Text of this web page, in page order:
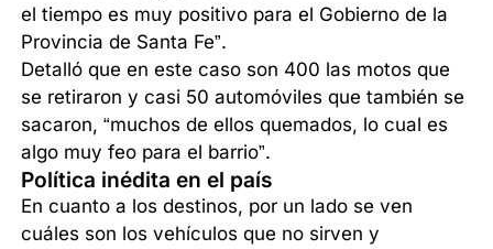
el tiempo es muy positivo para el Gobierno de la
Provincia de Santa Fe”.
Detalló que en este caso son 400 las motos que
se retiraron y casi 50 automóviles que también se
sacaron, “muchos de ellos quemados, lo cual es
algo muy feo para el barrio”.
Política inédita en el país
En cuanto a los destinos, por un lado se ven
cuáles son los vehículos que no sirven y